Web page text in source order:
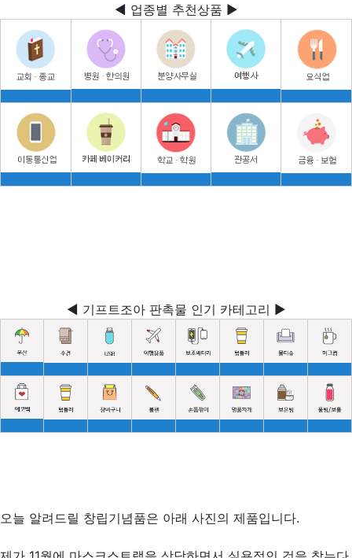
◀ 업종별 추천상품 ▶
◀ 기프트조아 판촉물 인기 카테고리 ▶
오늘 알려드릴 창립기념품은 아래 사진의 제품입니다.